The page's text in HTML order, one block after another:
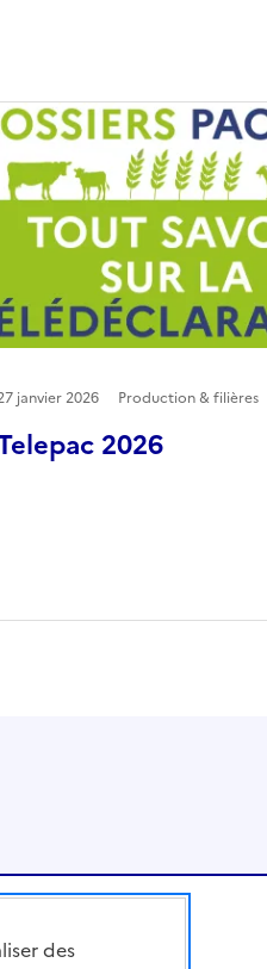
2026
janvier 2026 Production & filières
des